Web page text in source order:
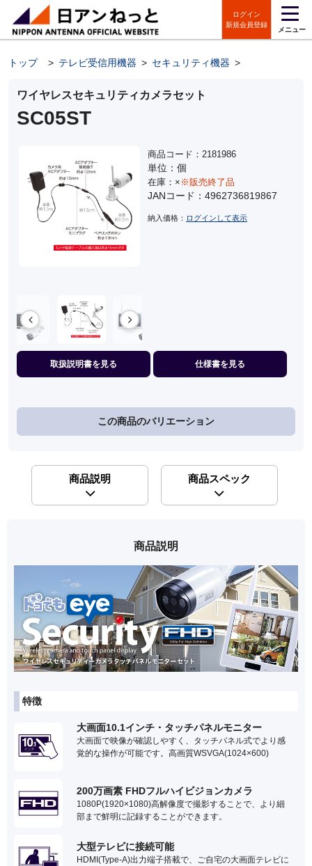
ログイン
新規会員登録
メニュー
トップ > テレビ受信用機器 > セキュリティ機器 >
ワイヤレスセキュリティカメラセット
SC05ST
商品コード：2181986
単位：個
在庫：× ※販売終了品
JANコード：4962736819867
納入価格： ログインして表示
取扱説明書を見る 仕様書を見る
この商品のバリエーション
商品説明 商品スペック
商品説明
特徴
大画面10.1インチ・タッチパネルモニター
大画面で映像が確認しやすく、タッチパネル式でより感
覚的な操作が可能です。高画質WSVGA(1024×600)
200万画素 FHDフルハイビジョンカメラ
1080P(1920×1080)高解像度で撮影することで、より細
部まで鮮明に記録することができます。
大型テレビに接続可能
HDMI(Type-A)出力端子搭載で、ご自宅の大画面テレビに